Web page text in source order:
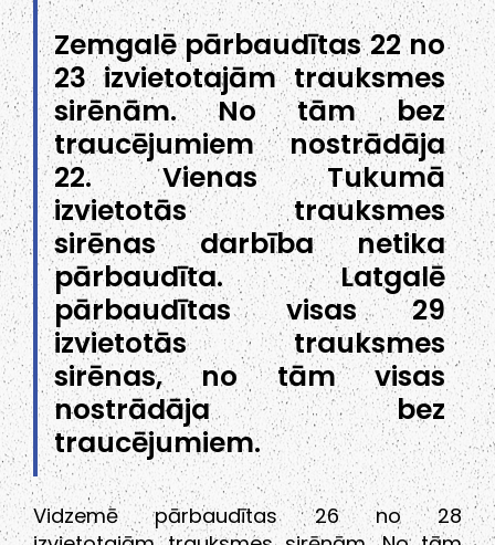
Zemgalē pārbaudītas 22 no
23 izvietotajām trauksmes
sirēnām. No tām bez
traucējumiem nostrādāja
22. Vienas Tukumā
izvietotās trauksmes
sirēnas darbība netika
pārbaudīta. Latgalē
pārbaudītas visas 29
izvietotās trauksmes
sirēnas, no tām visas
nostrādāja bez
traucējumiem.
Vidzemē pārbaudītas 26 no 28